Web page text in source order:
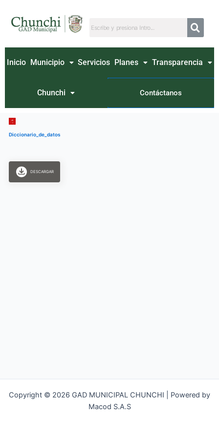
contenido
Inicio Municipio Servicios Planes Transparencia
Chunchi Contáctanos
Diccionario_de_datos
DESCARGAR
Copyright © 2026 GAD MUNICIPAL CHUNCHI | Powered by
Macod S.A.S